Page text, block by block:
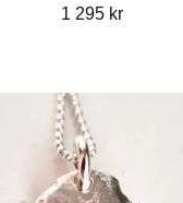
1 295 kr